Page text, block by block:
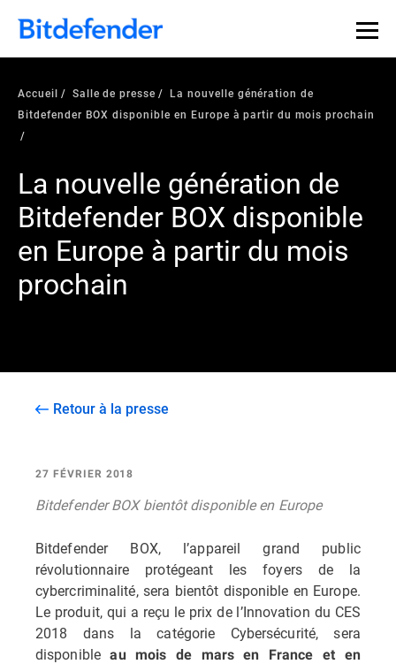
Accueil Salle de presse
La nouvelle génération de
Bitdefender BOX disponible en Europe à partir du mois prochain
La nouvelle génération de
Bitdefender BOX disponible
en Europe à partir du mois
prochain
Retour à la presse
27 FÉVRIER 2018
Bitdefender BOX bientôt disponible en Europe
Bitdefender BOX, l’appareil grand public
révolutionnaire protégeant les foyers de la
cybercriminalité, sera bientôt disponible en Europe.
Le produit, qui a reçu le prix de l’Innovation du CES
2018 dans la catégorie Cybersécurité, sera
disponibleau mois de mars en France et en